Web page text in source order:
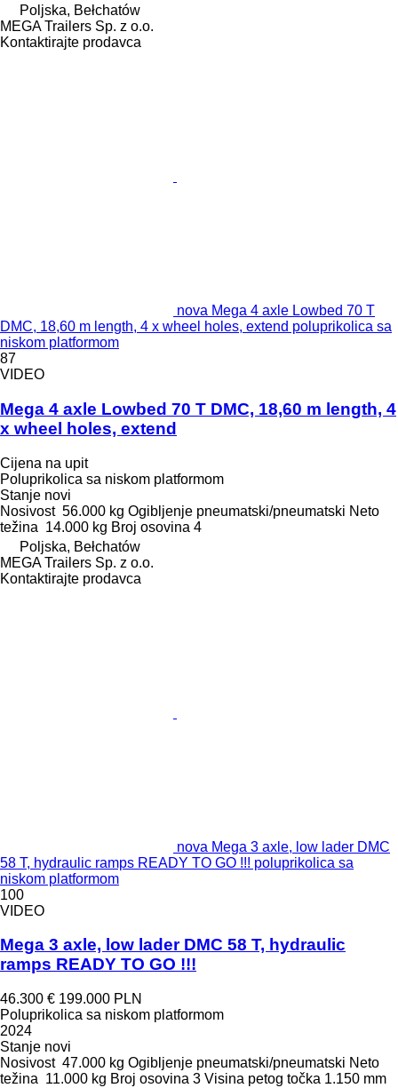
Poljska, Bełchatów
MEGA Trailers Sp. z o.o.
Kontaktirajte prodavca
nova Mega 4 axle Lowbed 70 T
DMC, 18,60 m length, 4 x wheel holes, extend poluprikolica sa
niskom platformom
87
VIDEO
Mega 4 axle Lowbed 70 T DMC, 18,60 m length, 4
x wheel holes, extend
Cijena na upit
Poluprikolica sa niskom platformom
Stanje novi
Nosivost 56.000 kg Ogibljenje pneumatski/pneumatski Neto
težina 14.000 kg Broj osovina 4
Poljska, Bełchatów
MEGA Trailers Sp. z o.o.
Kontaktirajte prodavca
nova Mega 3 axle, low lader DMC
58 T, hydraulic ramps READY TO GO !!! poluprikolica sa
niskom platformom
100
VIDEO
Mega 3 axle, low lader DMC 58 T, hydraulic
ramps READY TO GO !!!
46.300 € 199.000 PLN
Poluprikolica sa niskom platformom
2024
Stanje novi
Nosivost 47.000 kg Ogibljenje pneumatski/pneumatski Neto
težina 11.000 kg Broj osovina 3 Visina petog točka 1.150 mm